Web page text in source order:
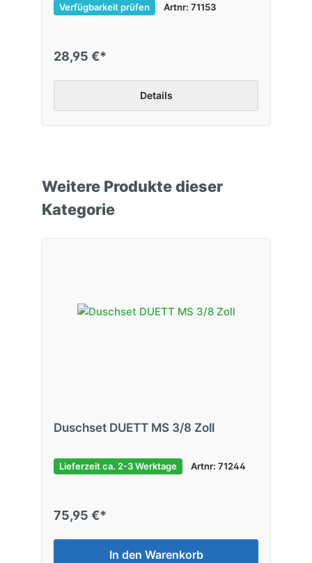
Verfügbarkeit prüfen Artnr: 71153
28,95 €*
Details
Weitere Produkte dieser
Kategorie
Duschset DUETT MS 3/8 Zoll
Lieferzeit ca. 2-3 Werktage Artnr: 71244
75,95 €*
In den Warenkorb